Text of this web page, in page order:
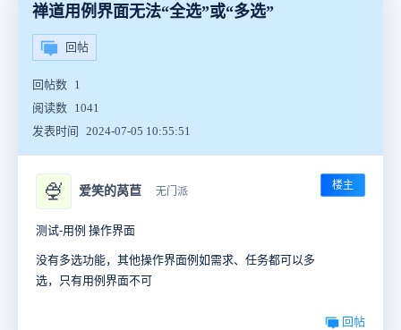
禅道用例界面无法“全选”或“多选”
回帖
回帖数 1
阅读数 1041
发表时间
2024-07-05 10:55:51
🍨 爱笑的莴苣 无门派 楼主
测试-用例 操作界面
没有多选功能，其他操作界面例如需求、任务都可以多
选，只有用例界面不可
回帖